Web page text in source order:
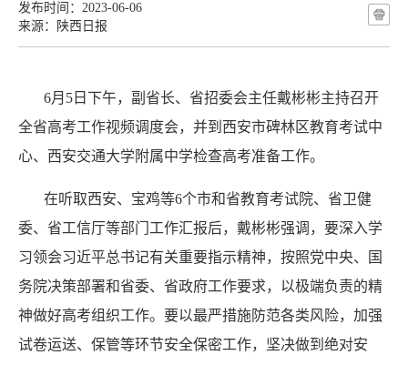
发布时间：2023-06-06
来源：陕西日报
6月5日下午，副省长、省招委会主任戴彬彬主持召开
全省高考工作视频调度会，并到西安市碑林区教育考试中
心、西安交通大学附属中学检查高考准备工作。
在听取西安、宝鸡等6个市和省教育考试院、省卫健
委、省工信厅等部门工作汇报后，戴彬彬强调，要深入学
习领会习近平总书记有关重要指示精神，按照党中央、国
务院决策部署和省委、省政府工作要求，以极端负责的精
神做好高考组织工作。要以最严措施防范各类风险，加强
试卷运送、保管等环节安全保密工作，坚决做到绝对安